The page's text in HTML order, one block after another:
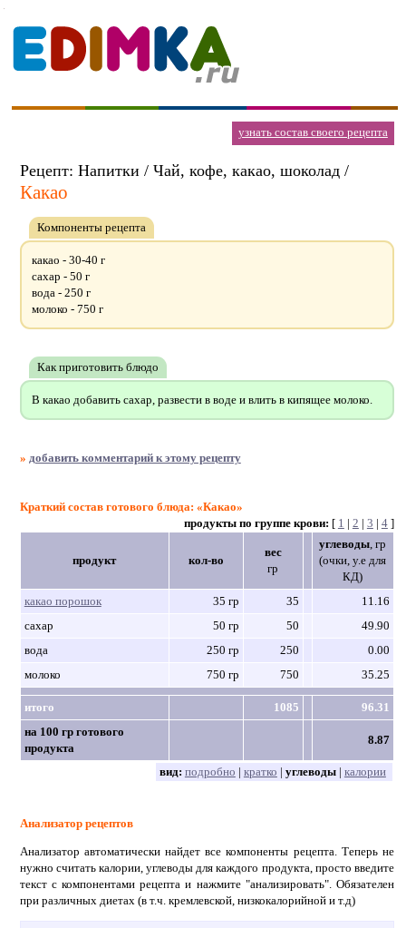
узнать состав своего рецепта
Рецепт: Напитки / Чай, кофе, какао, шоколад /
Какао
Компоненты рецепта
какао - 30-40 г
сахар - 50 г
вода - 250 г
молоко - 750 г
Как приготовить блюдо
В какао добавить сахар, развести в воде и влить в кипящее молоко.
» добавить комментарий к этому рецепту
Краткий состав готового блюда: «Какао»
продукты по группе крови: [ 1 | 2 | 3 | 4]
продукт кол-во
вес
гр
углеводы , гр
(очки, у.е для
КД)
какао порошок
35 гр 35
11.16
сахар
50 гр 50
49.90
вода
250 гр 250
0.00
молоко
750 гр 750 35.25
итого 1085
96.31
на 100 гр готового
продукта
8.87
вид: подробно | кратко | углеводы| калории
Анализатор рецептов
Анализатор автоматически найдет все компоненты рецепта. Теперь не
нужно считать калории, углеводы для каждого продукта, просто введите
текст с компонентами рецепта и нажмите "анализировать". Обязателен
при различных диетах (в т.ч. кремлевской, низкокалорийной и т.д)